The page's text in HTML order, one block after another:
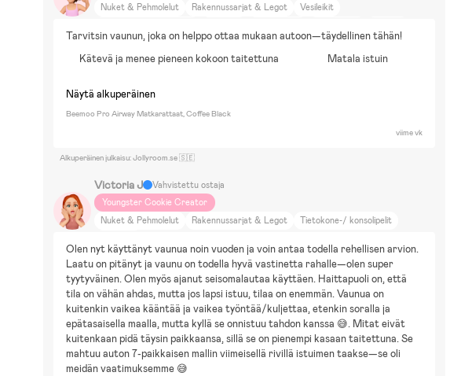
Nuket & Pehmolelut
Rakennussarjat & Legot
Vesileikit
Oma auto Kuntoilu
Eläimet ja luonto
Maalle meno
Koti ja puutarha Sisustus Beemoo pro airbag
Tarvitsin vaunun, joka on helppo ottaa mukaan autoon—täydellinen tähän!
Kätevä ja menee pieneen kokoon taitettuna
Matala istuin
Näytä alkuperäinen
Beemoo Pro Airway Matkarattaat, Coffee Black
viime vk
Alkuperäinen julkaisu: Jollyroom.se 🇸🇪
Victoria J
Vahvistettu ostaja
Youngster Cookie Creator
Nuket & Pehmolelut
Rakennussarjat & Legot
Tietokone-/ konsolipelit
Olen nyt käyttänyt vaunua noin vuoden ja voin antaa todella rehellisen arvion.
Laatu on pitänyt ja vaunu on todella hyvä vastinetta rahalle—olen super
tyytyväinen. Olen myös ajanut seisomalautaa käyttäen. Haittapuoli on, että
tila on vähän ahdas, mutta jos lapsi istuu, tilaa on enemmän. Vaunua on
kuitenkin vaikea kääntää ja vaikea työntää/kuljettaa, etenkin soralla ja
epätasaisella maalla, mutta kyllä se onnistuu tahdon kanssa 😅. Mitat eivät
kuitenkaan pidä täysin paikkaansa, sillä se on pienempi kasaan taitettuna. Se
mahtuu auton 7-paikkaisen mallin viimeisellä rivillä istuimen taakse—se oli
meidän vaatimuksemme 😅